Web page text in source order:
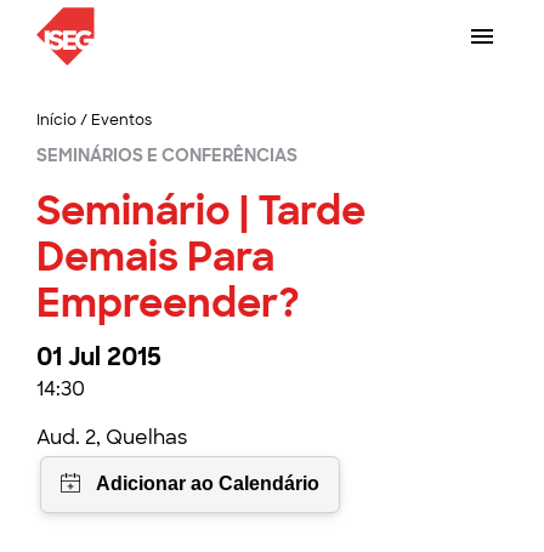
Início/ Eventos
SEMINÁRIOS E CONFERÊNCIAS
Seminário | Tarde
Demais Para
Empreender?
01 Jul 2015
14:30
Aud. 2, Quelhas